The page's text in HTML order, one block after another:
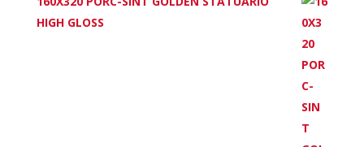
HIGH GLOSS